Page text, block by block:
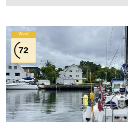
Wind
72